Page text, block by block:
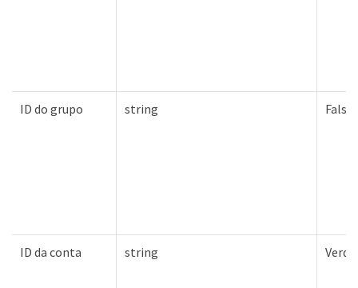
ID do grupo string Falso
ID da conta string